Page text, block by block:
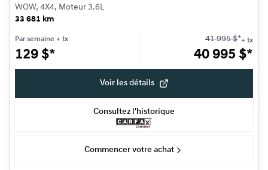
WOW, 4X4, Moteur 3.6L
33 681 km
Par semaine + tx
129 $*
41 995$*+ tx
40 995 $*
Voir les détails
Consultez l'historique
Commencer votre achat